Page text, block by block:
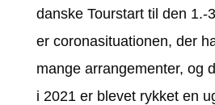
danske Tourstart til den
er coronasituationen, der
mange arrangementer, og
i 2021 er blevet rykket en